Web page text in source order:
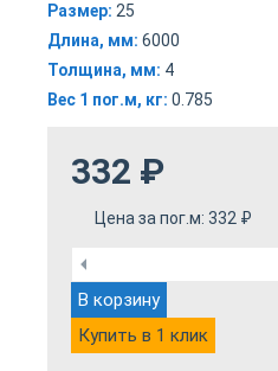
Размер: 25
Длина, мм: 6000
Толщина, мм: 4
Вес 1 пог.м, кг: 0.785
332 ₽
Цена за пог.м: 332 ₽
В корзину
Купить в 1 клик